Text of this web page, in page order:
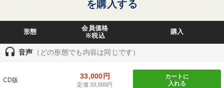
を購入する
形態
会員価格
※税込
購入
headset 音声 （どの形態でも内容は同じです）
CD版 33,000円
定価 33,000円
カートに
入れる